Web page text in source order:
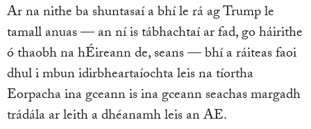
Ar na nithe ba shuntasaí a bhí le rá ag Trump le
tamall anuas — an ní is tábhachtaí ar fad, go háirithe
ó thaobh na hÉireann de, seans — bhí a ráiteas faoi
dhul i mbun idirbheartaíochta leis na tíortha
Eorpacha ina gceann is ina gceann seachas margadh
trádála ar leith a dhéanamh leis an AE.